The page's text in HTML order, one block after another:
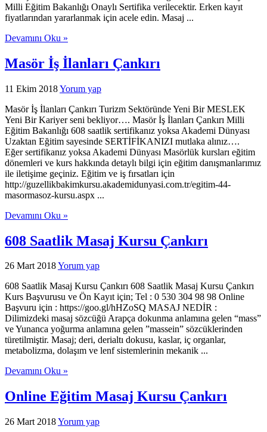
Milli Eğitim Bakanlığı Onaylı Sertifika verilecektir. Erken kayıt
fiyatlarından yararlanmak için acele edin. Masaj ...
Devamını Oku »
Masör İş İlanları Çankırı
11 Ekim 2018Yorum yap
Masör İş İlanları Çankırı Turizm Sektöründe Yeni Bir MESLEK
Yeni Bir Kariyer seni bekliyor…. Masör İş İlanları Çankırı Milli
Eğitim Bakanlığı 608 saatlik sertifikanız yoksa Akademi Dünyası
Uzaktan Eğitim sayesinde SERTİFİKANIZI mutlaka alınız….
Eğer sertifikanız yoksa Akademi Dünyası Masörlük kursları eğitim
dönemleri ve kurs hakkında detaylı bilgi için eğitim danışmanlarımız
ile iletişime geçiniz. Eğitim ve iş fırsatları için
http://guzellikbakimkursu.akademidunyasi.com.tr/egitim-44-
masormasoz-kursu.aspx ...
Devamını Oku »
608 Saatlik Masaj Kursu Çankırı
26 Mart 2018Yorum yap
608 Saatlik Masaj Kursu Çankırı 608 Saatlik Masaj Kursu Çankırı
Kurs Başvurusu ve Ön Kayıt için; Tel : 0 530 304 98 98 Online
Başvuru için : https://goo.gl/hHZoSQ MASAJ NEDİR :
Dilimizdeki masaj sözcüğü Arapça dokunma anlamına gelen “mass”
ve Yunanca yoğurma anlamına gelen ”massein” sözcüklerinden
türetilmiştir. Masaj; deri, derialtı dokusu, kaslar, iç organlar,
metabolizma, dolaşım ve lenf sistemlerinin mekanik ...
Devamını Oku »
Online Eğitim Masaj Kursu Çankırı
26 Mart 2018Yorum yap